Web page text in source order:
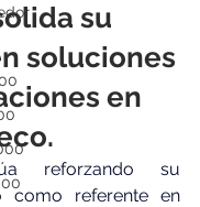
su
soluciones
en
reforzando su
como referente en